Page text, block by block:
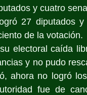
y cuatro
27 diputados
de la votación.
electoral caída
y no pudo
ahora no logró
fue de